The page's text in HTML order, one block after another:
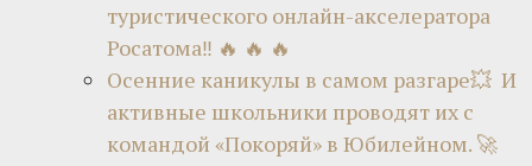
туристического онлайн-акселератора
Росатома‼ 🔥 🔥 🔥
Осенние каникулы в самом разгаре💥 И
активные школьники проводят их с
командой «Покоряй» в Юбилейном. 🚀